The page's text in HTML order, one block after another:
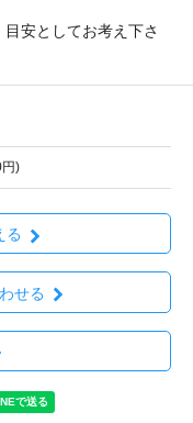
安としてお考え下さ
)
る
せる